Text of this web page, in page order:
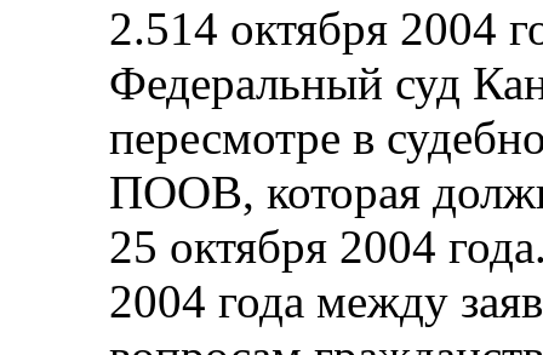
2.514 октября 2004
Федеральный суд
пересмотре в
ПООВ, которая
25 октября 2004
2004 года между